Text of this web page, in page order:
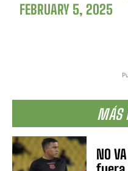
MÁS
NO
FEBRUARY 5, 2025